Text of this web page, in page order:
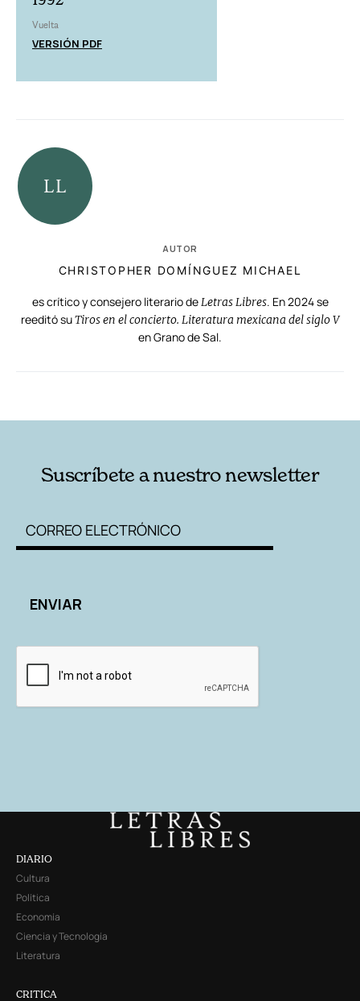
Vuelta
VERSIÓN PDF
AUTOR
CHRISTOPHER DOMÍNGUEZ MICHAEL
es crítico y consejero literario deLetras Libres. En 2024 se
reeditó suTiros en el concierto. Literatura mexicana del siglo V
en Grano de Sal.
Suscríbete a nuestro newsletter
DIARIO
Cultura
Política
Economía
Ciencia y Tecnología
Literatura
CRITICA